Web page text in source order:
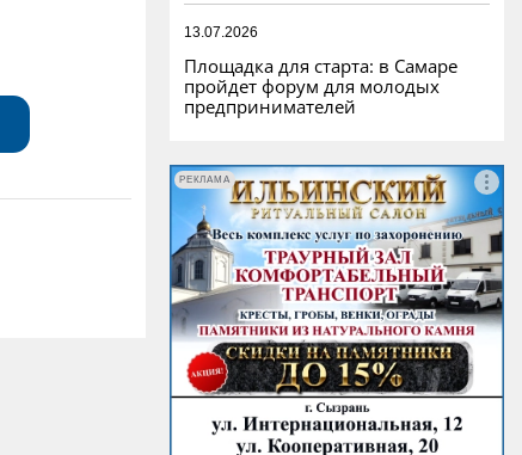
13.07.2026
Площадка для старта: в Самаре
пройдет форум для молодых
предпринимателей
РЕКЛАМА